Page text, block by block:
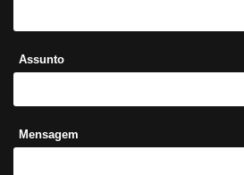
Assunto
Mensagem